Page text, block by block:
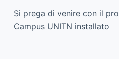
Si prega di venire con il
Campus UNITN installato